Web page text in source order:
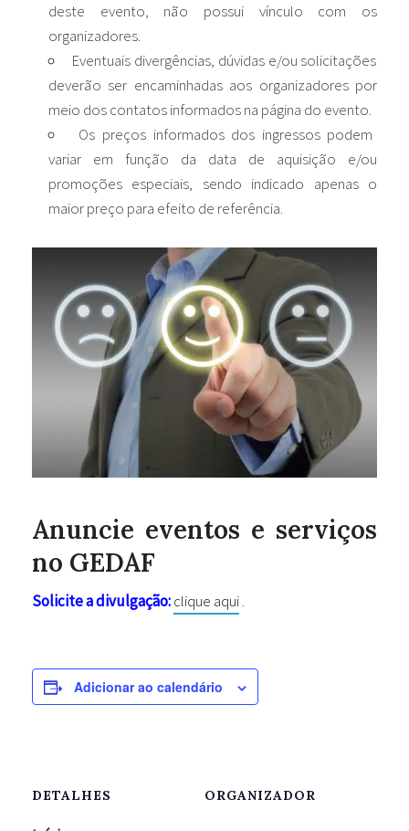
deste evento, não possui vínculo com os
organizadores.
Eventuais divergências, dúvidas e/ou solicitações
deverão ser encaminhadas aos organizadores por
meio dos contatos informados na página do evento.
Os preços informados dos ingressos podem
variar em função da data de aquisição e/ou
promoções especiais, sendo indicado apenas o
maior preço para efeito de referência.
Anuncie eventos e serviços
no GEDAF
Solicite a divulgação:clique aqui.
Adicionar ao calendário
DETALHES ORGANIZADOR